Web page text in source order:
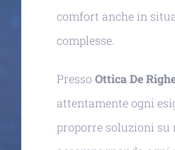
comfort anche in
complesse.
Presso Ottica De
attentamente ogni
proporre soluzioni su